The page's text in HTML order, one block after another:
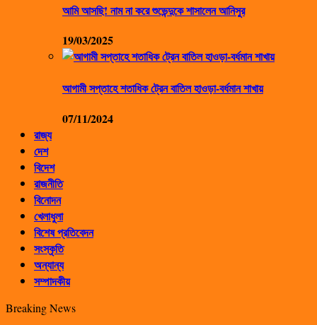
আমি আসছি! নাম না করে শুভেন্দুকে শাসালেন আনিসুর
19/03/2025
আগামী সপ্তাহে শতাধিক ট্রেন বাতিল হাওড়া-বর্ধমান শাখায়
07/11/2024
রাজ্য
দেশ
বিদেশ
রাজনীতি
বিনোদন
খেলাধুলা
বিশেষ প্রতিবেদন
সংস্কৃতি
অন্যান্য
সম্পাদকীয়
Breaking News